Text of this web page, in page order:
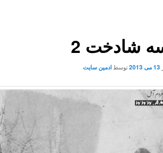
شادخت 2
13 می 2013 توسط ادمین سایت